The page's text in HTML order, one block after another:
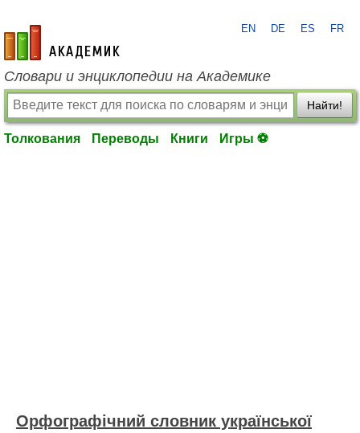
academic.ru
EN DE ES FR
Словари и энциклопедии на Академике
Найти!
Толкования Переводы Книги Игры ⚽
Орфографічний словник української